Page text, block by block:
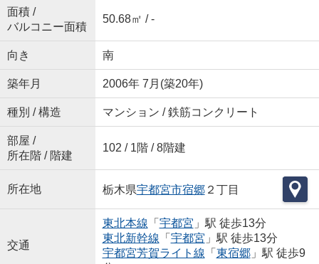
面積 /
バルコニー面積
50.68㎡ / -
向き 南
築年月 2006年 7月(築20年)
種別 / 構造 マンション / 鉄筋コンクリート
部屋 /
所在階 / 階建
102 / 1階 / 8階建
所在地 栃木県宇都宮市宿郷２丁目
交通
東北本線 「 宇都宮 」駅 徒歩13分
東北新幹線 「 宇都宮 」駅 徒歩13分
宇都宮芳賀ライト線 「 東宿郷」駅 徒歩9